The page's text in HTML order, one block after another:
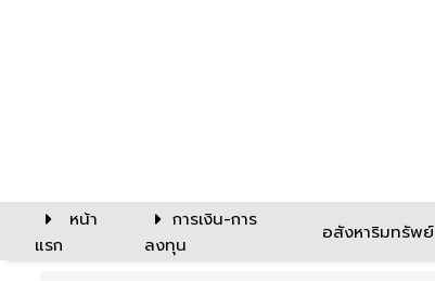
หน้า
แรก
การเงิน-การ
ลงทุน
อสังหาริมทรัพย์